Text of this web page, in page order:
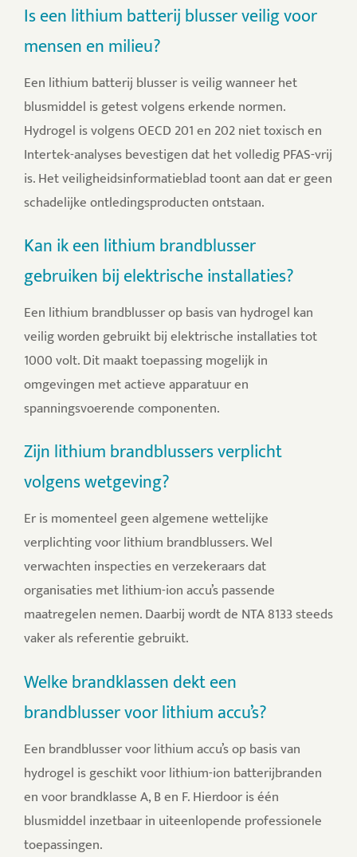
Is een lithium batterij blusser veilig voor
mensen en milieu?
Een lithium batterij blusser is veilig wanneer het
blusmiddel is getest volgens erkende normen.
Hydrogel is volgens OECD 201 en 202 niet toxisch en
Intertek-analyses bevestigen dat het volledig PFAS-vrij
is. Het veiligheidsinformatieblad toont aan dat er geen
schadelijke ontledingsproducten ontstaan.
Kan ik een lithium brandblusser
gebruiken bij elektrische installaties?
Een lithium brandblusser op basis van hydrogel kan
veilig worden gebruikt bij elektrische installaties tot
1000 volt. Dit maakt toepassing mogelijk in
omgevingen met actieve apparatuur en
spanningsvoerende componenten.
Zijn lithium brandblussers verplicht
volgens wetgeving?
Er is momenteel geen algemene wettelijke
verplichting voor lithium brandblussers. Wel
verwachten inspecties en verzekeraars dat
organisaties met lithium-ion accu’s passende
maatregelen nemen. Daarbij wordt de NTA 8133 steeds
vaker als referentie gebruikt.
Welke brandklassen dekt een
brandblusser voor lithium accu’s?
Een brandblusser voor lithium accu’s op basis van
hydrogel is geschikt voor lithium-ion batterijbranden
en voor brandklasse A, B en F. Hierdoor is één
blusmiddel inzetbaar in uiteenlopende professionele
toepassingen.